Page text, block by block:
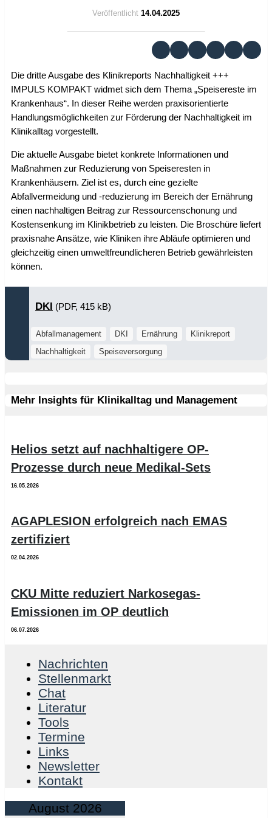
Veröffentlicht 14.04.2025
Die dritte Ausgabe des Klinikreports Nachhaltigkeit +++
IMPULS KOMPAKT widmet sich dem Thema „Speisereste im
Krankenhaus“. In dieser Reihe werden praxisorientierte
Handlungsmöglichkeiten zur Förderung der Nachhaltigkeit im
Klinikalltag vorgestellt.
Die aktuelle Ausgabe bietet konkrete Informationen und
Maßnahmen zur Reduzierung von Speiseresten in
Krankenhäusern. Ziel ist es, durch eine gezielte
Abfallvermeidung und -reduzierung im Bereich der Ernährung
einen nachhaltigen Beitrag zur Ressourcenschonung und
Kostensenkung im Klinikbetrieb zu leisten. Die Broschüre liefert
praxisnahe Ansätze, wie Kliniken ihre Abläufe optimieren und
gleichzeitig einen umweltfreundlicheren Betrieb gewährleisten
können.
DKI (PDF, 415 kB)
Abfallmanagement DKI Ernährung
Klinikreport
Nachhaltigkeit
Speiseversorgung
Mehr Insights für Klinikalltag und Management
Helios setzt auf nachhaltigere OP-
Prozesse durch neue Medikal-Sets
16.05.2026
AGAPLESION erfolgreich nach EMAS
zertifiziert
02.04.2026
CKU Mitte reduziert Narkosegas-
Emissionen im OP deutlich
06.07.2026
Nachrichten
Stellenmarkt
Chat
Literatur
Tools
Termine
Links
Newsletter
Kontakt
August 2026